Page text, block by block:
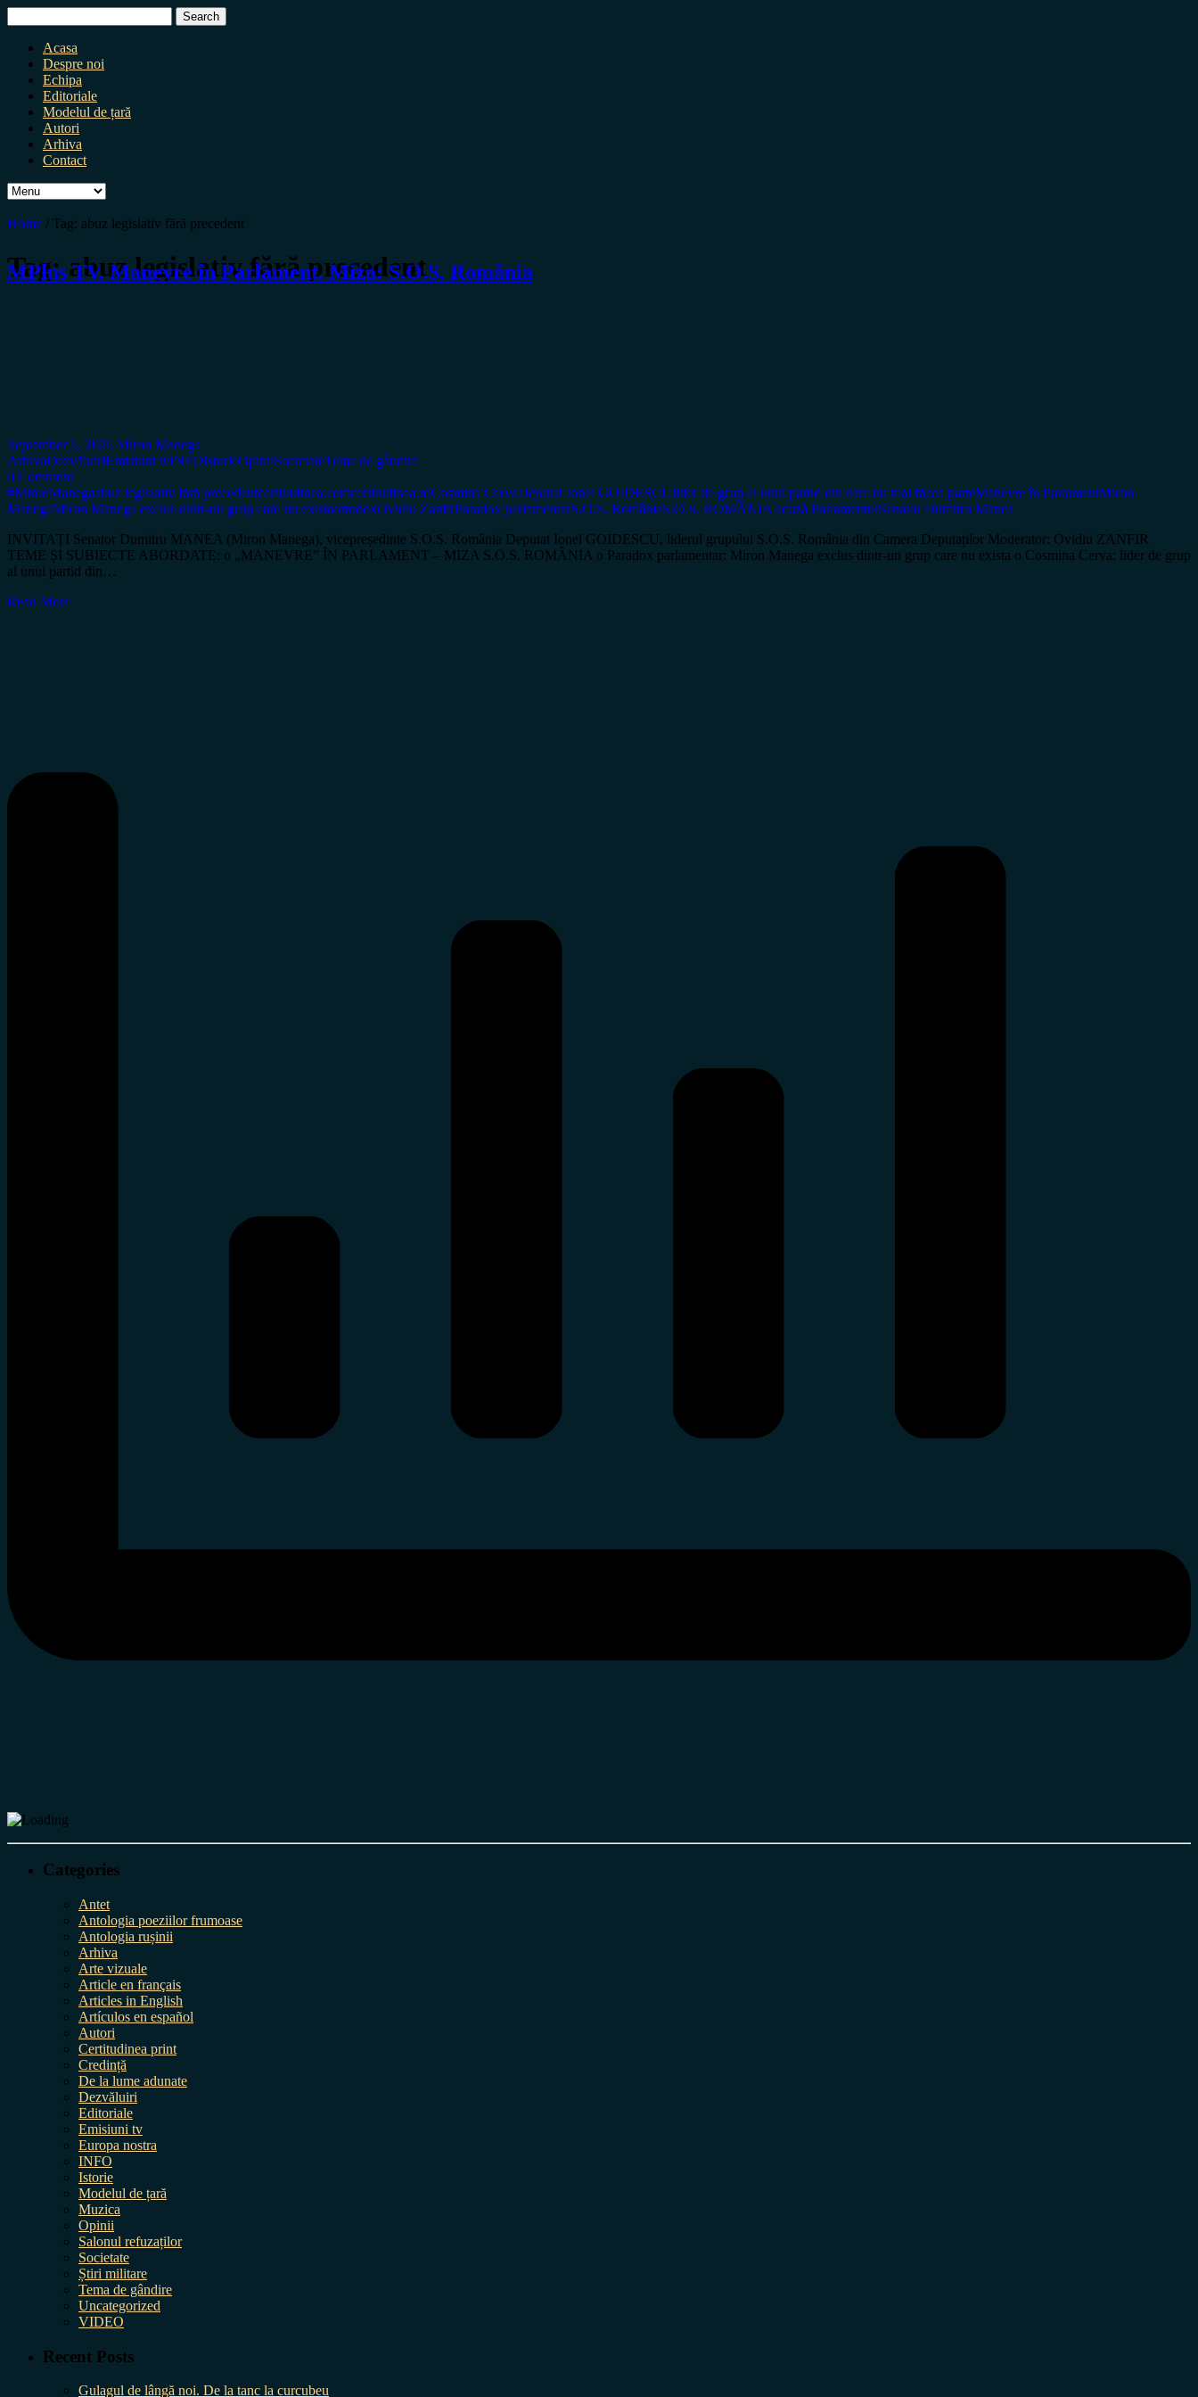
for:
Acasa
Despre noi
Echipa
Editoriale
Modelul de țară
Autori
Arhiva
Contact
Home / Tag: abuz legislativ fără precedent
Tag:abuz legislativ fără precedent
MPlus TV. Manevre în Parlament. Miza: S.O.S. România
September 5, 2025 Miron Manega
ArhivaDezvăluiriEmisiuni tvINFOIstorieOpiniiSocietateTema de gândire
0 Comment
#MironManegaabuz legislativ fără precedentcertitudinea.comcertitudinea.roCosmina CervaDeputat Ionel GOIDESCUlider de grup al unui partid din care nu mai făcea parteManevre în ParlamentMiron
ManegaMiron Manega exclus dintr-un grup care nu existaortodoxOvidiu ZanfirParadox parlamentarS.O.S. RomâniaS.O.S. ROMÂNIA acuză ParlamentulSenator Dumitru Manea
INVITAȚI Senator Dumitru MANEA (Miron Manega), vicepreședinte S.O.S. România Deputat Ionel GOIDESCU, liderul grupului S.O.S. România din Camera Deputaților Moderator: Ovidiu ZANFIR
TEME ȘI SUBIECTE ABORDATE: o „MANEVRE” ÎN PARLAMENT – MIZA S.O.S. ROMÂNIA o Paradox parlamentar: Miron Manega exclus dintr-un grup care nu exista o Cosmina Cerva: lider de grup
al unui partid din…
Read More
Categories
Antet
Antologia poeziilor frumoase
Antologia rușinii
Arhiva
Arte vizuale
Article en français
Articles in English
Artículos en español
Autori
Certitudinea print
Credință
De la lume adunate
Dezvăluiri
Editoriale
Emisiuni tv
Europa nostra
INFO
Istorie
Modelul de țară
Muzica
Opinii
Salonul refuzaților
Societate
Știri militare
Tema de gândire
Uncategorized
VIDEO
Recent Posts
Gulagul de lângă noi. De la tanc la curcubeu